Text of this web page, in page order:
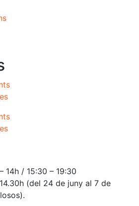
14h / 15:30 – 19:30
(del 24 de juny al 7 de